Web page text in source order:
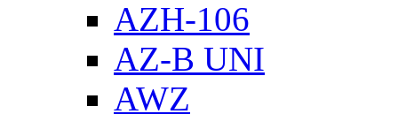
AZH-106
AZ-B UNI
AWZ